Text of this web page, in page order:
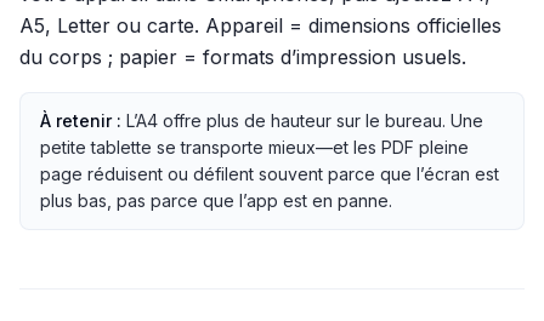
A5, Letter ou carte. Appareil = dimensions officielles
du corps ; papier = formats d’impression usuels.
À retenir : L’A4 offre plus de hauteur sur le bureau. Une
petite tablette se transporte mieux—et les PDF pleine
page réduisent ou défilent souvent parce que l’écran est
plus bas, pas parce que l’app est en panne.